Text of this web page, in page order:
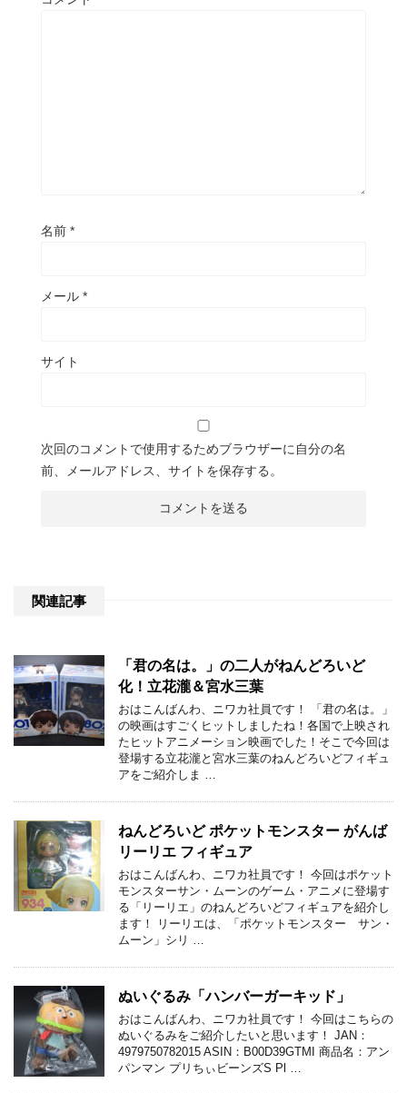
名前 *
メール *
サイト
次回のコメントで使用するためブラウザーに自分の名
前、メールアドレス、サイトを保存する。
関連記事
「君の名は。」の二人がねんどろいど
化！立花瀧＆宮水三葉
おはこんばんわ、ニワカ社員です！ 「君の名は。」
の映画はすごくヒットしましたね！各国で上映され
たヒットアニメーション映画でした！そこで今回は
登場する立花瀧と宮水三葉のねんどろいどフィギュ
アをご紹介しま …
ねんどろいど ポケットモンスター がんば
リーリエ フィギュア
おはこんばんわ、ニワカ社員です！ 今回はポケット
モンスターサン・ムーンのゲーム・アニメに登場す
る「リーリエ」のねんどろいどフィギュアを紹介し
ます！ リーリエは、「ポケットモンスター サン・
ムーン」シリ …
ぬいぐるみ「ハンバーガーキッド」
おはこんばんわ、ニワカ社員です！ 今回はこちらの
ぬいぐるみをご紹介したいと思います！ JAN：
4979750782015 ASIN：B00D39GTMI 商品名：アン
パンマン プリちぃビーンズS Pl …